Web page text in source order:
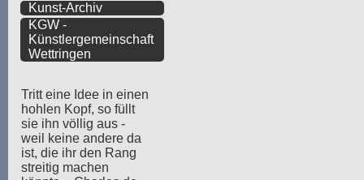
Kunst-Archiv
KGW -
Künstlergemeinschaft
Wettringen
Tritt eine Idee in einen
hohlen Kopf, so füllt
sie ihn völlig aus -
weil keine andere da
ist, die ihr den Rang
streitig machen